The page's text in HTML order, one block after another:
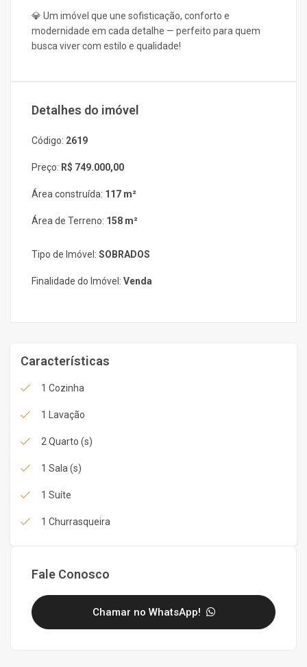
💎 Um imóvel que une sofisticação, conforto e
modernidade em cada detalhe — perfeito para quem
busca viver com estilo e qualidade!
Detalhes do imóvel
Código: 2619
Preço: R$ 749.000,00
Área construída: 117 m²
Área de Terreno: 158 m²
Tipo de Imóvel: SOBRADOS
Finalidade do Imóvel: Venda
Características
1 Cozinha
1 Lavação
2 Quarto (s)
1 Sala (s)
1 Suíte
1 Churrasqueira
Fale Conosco
Chamar no WhatsApp!